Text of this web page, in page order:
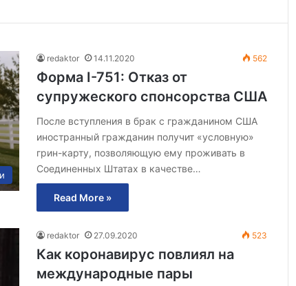
redaktor 14.11.2020 562
Форма I-751: Отказ от
супружеского спонсорства США
После вступления в брак с гражданином США
иностранный гражданин получит «условную»
грин-карту, позволяющую ему проживать в
Соединенных Штатах в качестве…
Read More »
redaktor 27.09.2020 523
Как коронавирус повлиял на
международные пары